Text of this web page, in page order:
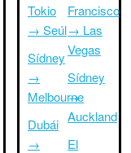
Tokio
→ Seúl
Sídney
→
Melbourne
Dubái
→
Francisco
→ Las
Vegas
Sídney
→
Auckland
El